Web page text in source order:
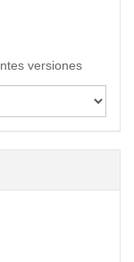
versiones